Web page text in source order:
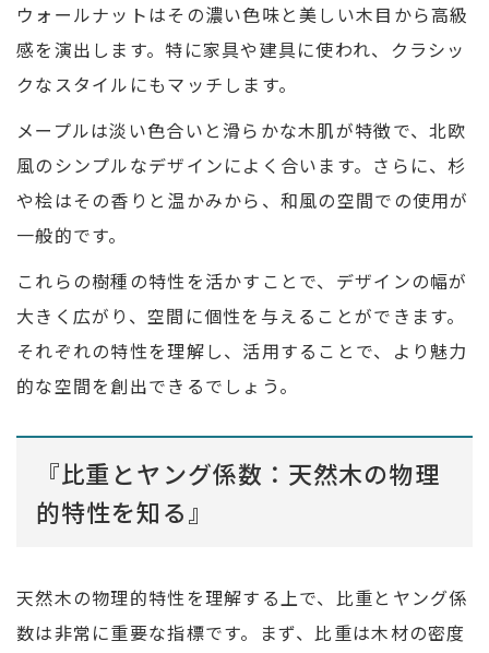
ウォールナットはその濃い色味と美しい木目から高級
感を演出します。特に家具や建具に使われ、クラシッ
クなスタイルにもマッチします。
メープルは淡い色合いと滑らかな木肌が特徴で、北欧
風のシンプルなデザインによく合います。さらに、杉
や桧はその香りと温かみから、和風の空間での使用が
一般的です。
これらの樹種の特性を活かすことで、デザインの幅が
大きく広がり、空間に個性を与えることができます。
それぞれの特性を理解し、活用することで、より魅力
的な空間を創出できるでしょう。
『比重とヤング係数：天然木の物理
的特性を知る』
天然木の物理的特性を理解する上で、比重とヤング係
数は非常に重要な指標です。まず、比重は木材の密度